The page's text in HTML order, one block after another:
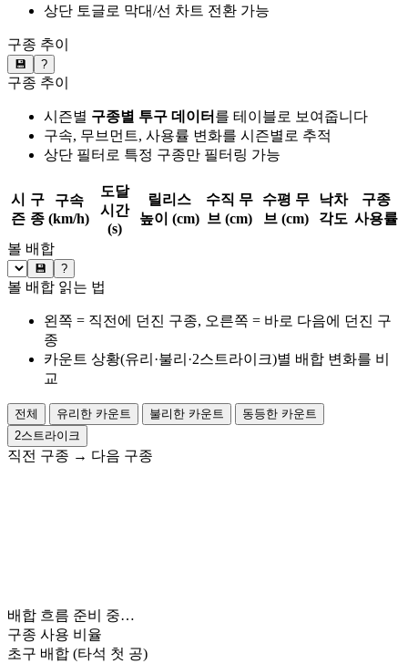
상단 토글로 막대/선 차트 전환 가능
구종 추이
💾 ?
구종 추이
시즌별 구종별 투구 데이터 를 테이블로 보여줍니다
구속, 무브먼트, 사용률 변화를 시즌별로 추적
상단 필터로 특정 구종만 필터링 가능
시
즌
구
종
구속
(km/h)
도달
시간
(s)
릴리스
높이 (cm)
수직 무
브 (cm)
수평 무
브 (cm)
낙차
각도
구종
사용률
볼 배합
💾 ?
볼 배합 읽는 법
왼쪽 = 직전에 던진 구종, 오른쪽 = 바로 다음에 던진 구
종
카운트 상황(유리·불리·2스트라이크)별 배합 변화를 비
교
전체 유리한 카운트 불리한 카운트
동등한 카운트
2스트라이크
직전 구종 → 다음 구종
배합 흐름 준비 중…
구종 사용 비율
초구 배합 (타석 첫 공)